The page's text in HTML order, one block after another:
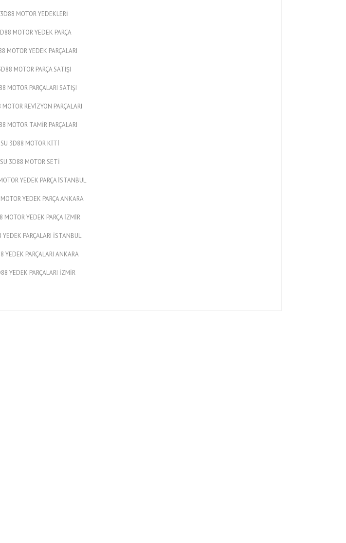
MOTOR YEDEKLERİ
MOTOR YEDEK PARÇA
MOTOR YEDEK PARÇALARI
MOTOR PARÇA SATIŞI
MOTOR PARÇALARI SATIŞI
REVİZYON PARÇALARI
MOTOR TAMİR PARÇALARI
3D88 MOTOR KİTİ
3D88 MOTOR SETİ
YEDEK PARÇA İSTANBUL
YEDEK PARÇA ANKARA
MOTOR YEDEK PARÇA İZMİR
PARÇALARI İSTANBUL
YEDEK PARÇALARI ANKARA
YEDEK PARÇALARI İZMİR